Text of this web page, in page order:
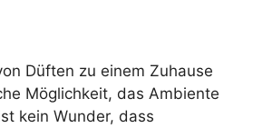
Düften zu einem Zuhause
Möglichkeit, das Ambiente
kein Wunder, dass